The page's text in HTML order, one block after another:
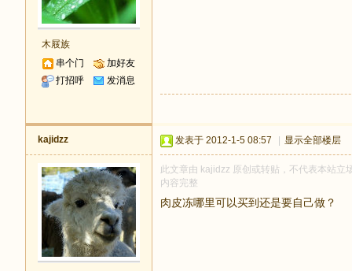
木屐族
串个门
加好友
打招呼
发消息
kajidzz 发表于 2012-1-5 08:57 显示全部楼层
此文章由 kajidzz 原创或转贴，不代表本站
内容完整
肉皮冻哪里可以买到还是要自己做？